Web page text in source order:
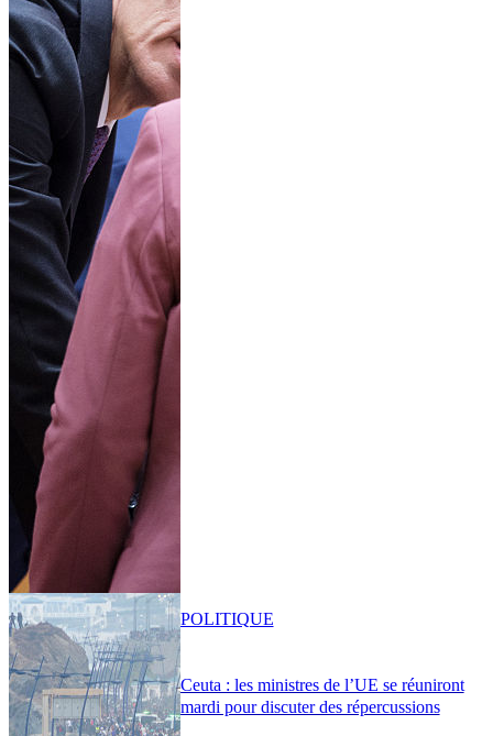
Ceuta : les ministres de l’UE se réuniront
mardi pour discuter des répercussions
POLITIQUE